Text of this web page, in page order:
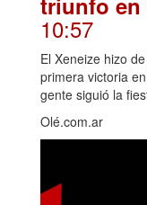
10:57
El Xeneize hizo
primera victoria
gente siguió la
Olé.com.ar